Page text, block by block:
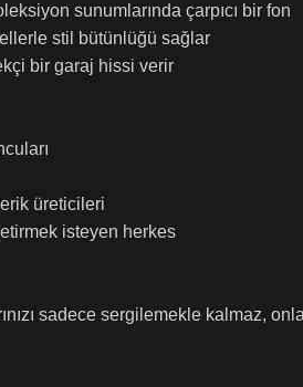
sunumlarında çarpıcı bir fon
stil bütünlüğü sağlar
bir garaj hissi verir
üreticileri
isteyen herkes
sadece sergilemekle kalmaz,